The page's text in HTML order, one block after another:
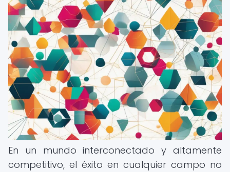
En un mundo interconectado y altamente
competitivo, el éxito en cualquier campo no